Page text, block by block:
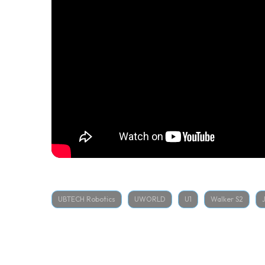
UBTECH Robotics UWORLD U1 Walker S2